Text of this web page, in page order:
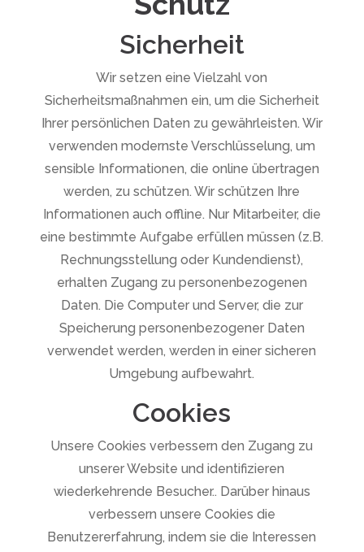
Sicherheit
Wir setzen eine Vielzahl von
Sicherheitsmaßnahmen ein, um die Sicherheit
Ihrer persönlichen Daten zu gewährleisten. Wir
verwenden modernste Verschlüsselung, um
sensible Informationen, die online übertragen
werden, zu schützen. Wir schützen Ihre
Informationen auch offline. Nur Mitarbeiter, die
eine bestimmte Aufgabe erfüllen müssen (z.B.
Rechnungsstellung oder Kundendienst),
erhalten Zugang zu personenbezogenen
Daten. Die Computer und Server, die zur
Speicherung personenbezogener Daten
verwendet werden, werden in einer sicheren
Umgebung aufbewahrt.
Cookies
Unsere Cookies verbessern den Zugang zu
unserer Website und identifizieren
wiederkehrende Besucher.. Darüber hinaus
verbessern unsere Cookies die
Benutzererfahrung, indem sie die Interessen